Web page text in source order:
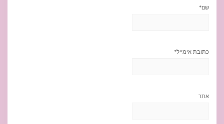
שם*
כתובת אימייל*
אתר